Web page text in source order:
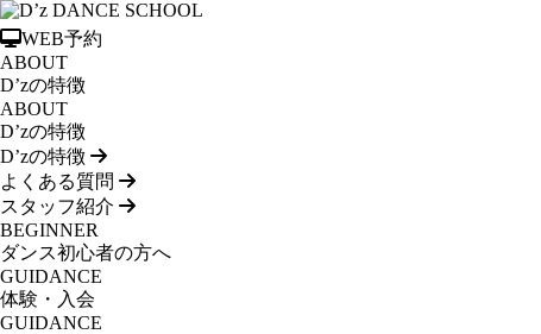
WEB予約
ABOUT
D’zの特徴
ABOUT
D’zの特徴
D’zの特徴
よくある質問
スタッフ紹介
BEGINNER
ダンス初心者の方へ
GUIDANCE
体験・入会
GUIDANCE